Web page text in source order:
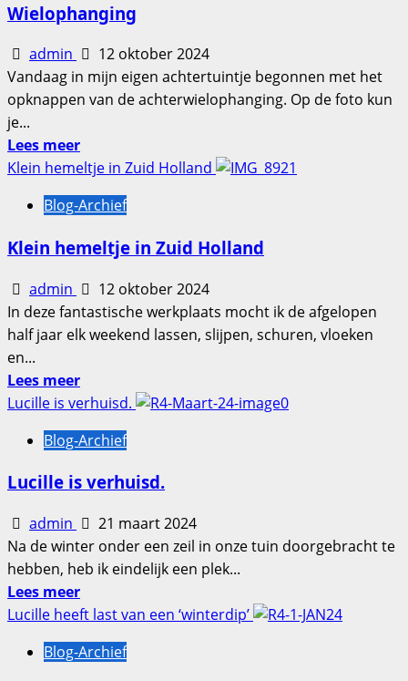
has
returned?!
Wielophanging
admin
12 oktober 2024
Vandaag in mijn eigen achtertuintje begonnen met het
opknappen van de achterwielophanging. Op de foto kun
je...
Lees meerLees
meer
Wielophanging
Klein hemeltje in Zuid Holland
Blog-Archief
Klein hemeltje in Zuid Holland
admin
12 oktober 2024
In deze fantastische werkplaats mocht ik de afgelopen
half jaar elk weekend lassen, slijpen, schuren, vloeken
en...
Lees meerLees
meer
Klein
hemeltje
in
Zuid
Holland
Lucille is verhuisd.
Blog-Archief
Lucille is verhuisd.
admin
21 maart 2024
Na de winter onder een zeil in onze tuin doorgebracht te
hebben, heb ik eindelijk een plek...
Lees meerLees
meer
Lucille
Lucille heeft last van een ‘winterdip’
Blog-Archief